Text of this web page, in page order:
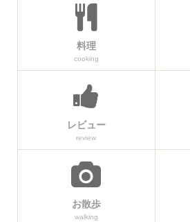
料理
cooking
レビュー
review
お散歩
walking